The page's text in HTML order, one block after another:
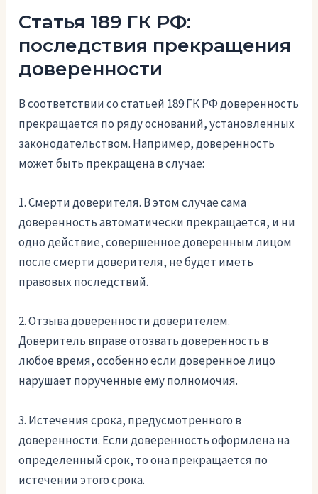
Статья 189 ГК РФ:
последствия прекращения
доверенности
В соответствии со статьей 189 ГК РФ доверенность
прекращается по ряду оснований, установленных
законодательством. Например, доверенность
может быть прекращена в случае:
1. Смерти доверителя. В этом случае сама
доверенность автоматически прекращается, и ни
одно действие, совершенное доверенным лицом
после смерти доверителя, не будет иметь
правовых последствий.
2. Отзыва доверенности доверителем.
Доверитель вправе отозвать доверенность в
любое время, особенно если доверенное лицо
нарушает порученные ему полномочия.
3. Истечения срока, предусмотренного в
доверенности. Если доверенность оформлена на
определенный срок, то она прекращается по
истечении этого срока.